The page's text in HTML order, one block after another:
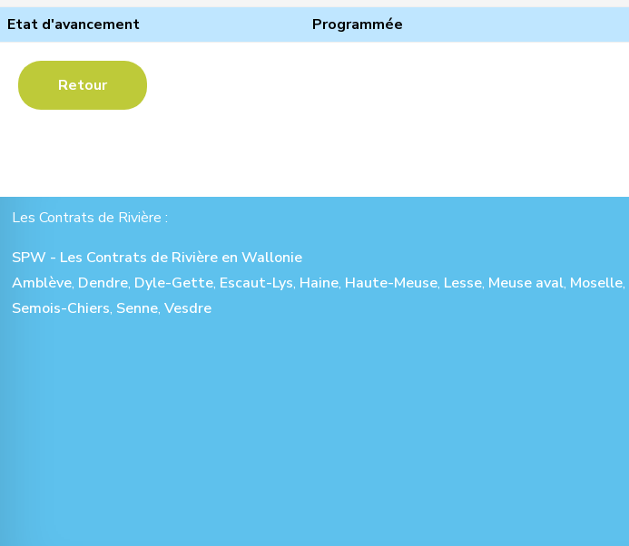
Etat d'avancement
Programmée
Retour
Les Contrats de Rivière :
SPW - Les Contrats de Rivière en Wallonie
Amblève, Dendre, Dyle-Gette, Escaut-Lys, Haine, Haute-Meuse, Lesse, Meuse aval, Moselle,
Semois-Chiers, Senne, Vesdre